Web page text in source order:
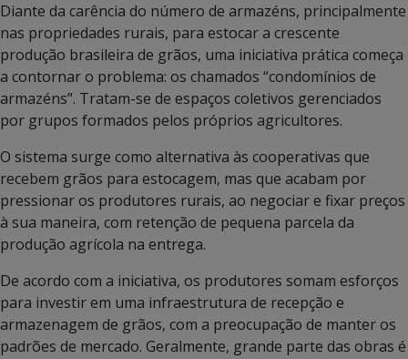
Diante da carência do número de armazéns, principalmente
nas propriedades rurais, para estocar a crescente
produção brasileira de grãos, uma iniciativa prática começa
a contornar o problema: os chamados “condomínios de
armazéns”. Tratam-se de espaços coletivos gerenciados
por grupos formados pelos próprios agricultores.
O sistema surge como alternativa às cooperativas que
recebem grãos para estocagem, mas que acabam por
pressionar os produtores rurais, ao negociar e fixar preços
à sua maneira, com retenção de pequena parcela da
produção agrícola na entrega.
De acordo com a iniciativa, os produtores somam esforços
para investir em uma infraestrutura de recepção e
armazenagem de grãos, com a preocupação de manter os
padrões de mercado. Geralmente, grande parte das obras é